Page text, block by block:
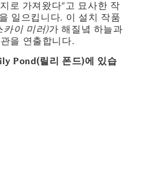
로 가져왔다”고 묘사한 작
일으킵니다. 이 설치 작품
카이 미러)가 해질녘 하늘과
을 연출합니다.
Pond(릴리 폰드)에 있습